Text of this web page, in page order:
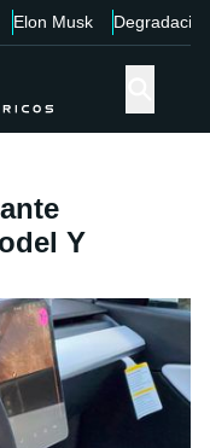
Elon Musk Degradación
Y